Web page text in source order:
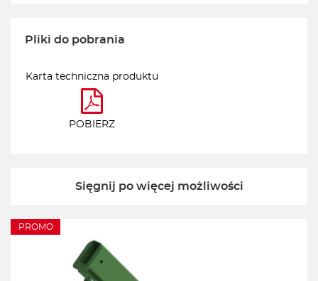
Pliki do pobrania
Karta techniczna produktu
POBIERZ
Sięgnij po więcej możliwości
PROMO